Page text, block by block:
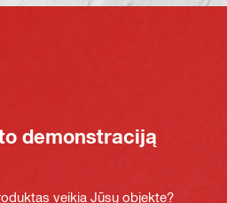
demonstraciją
veikia Jūsų objekte?